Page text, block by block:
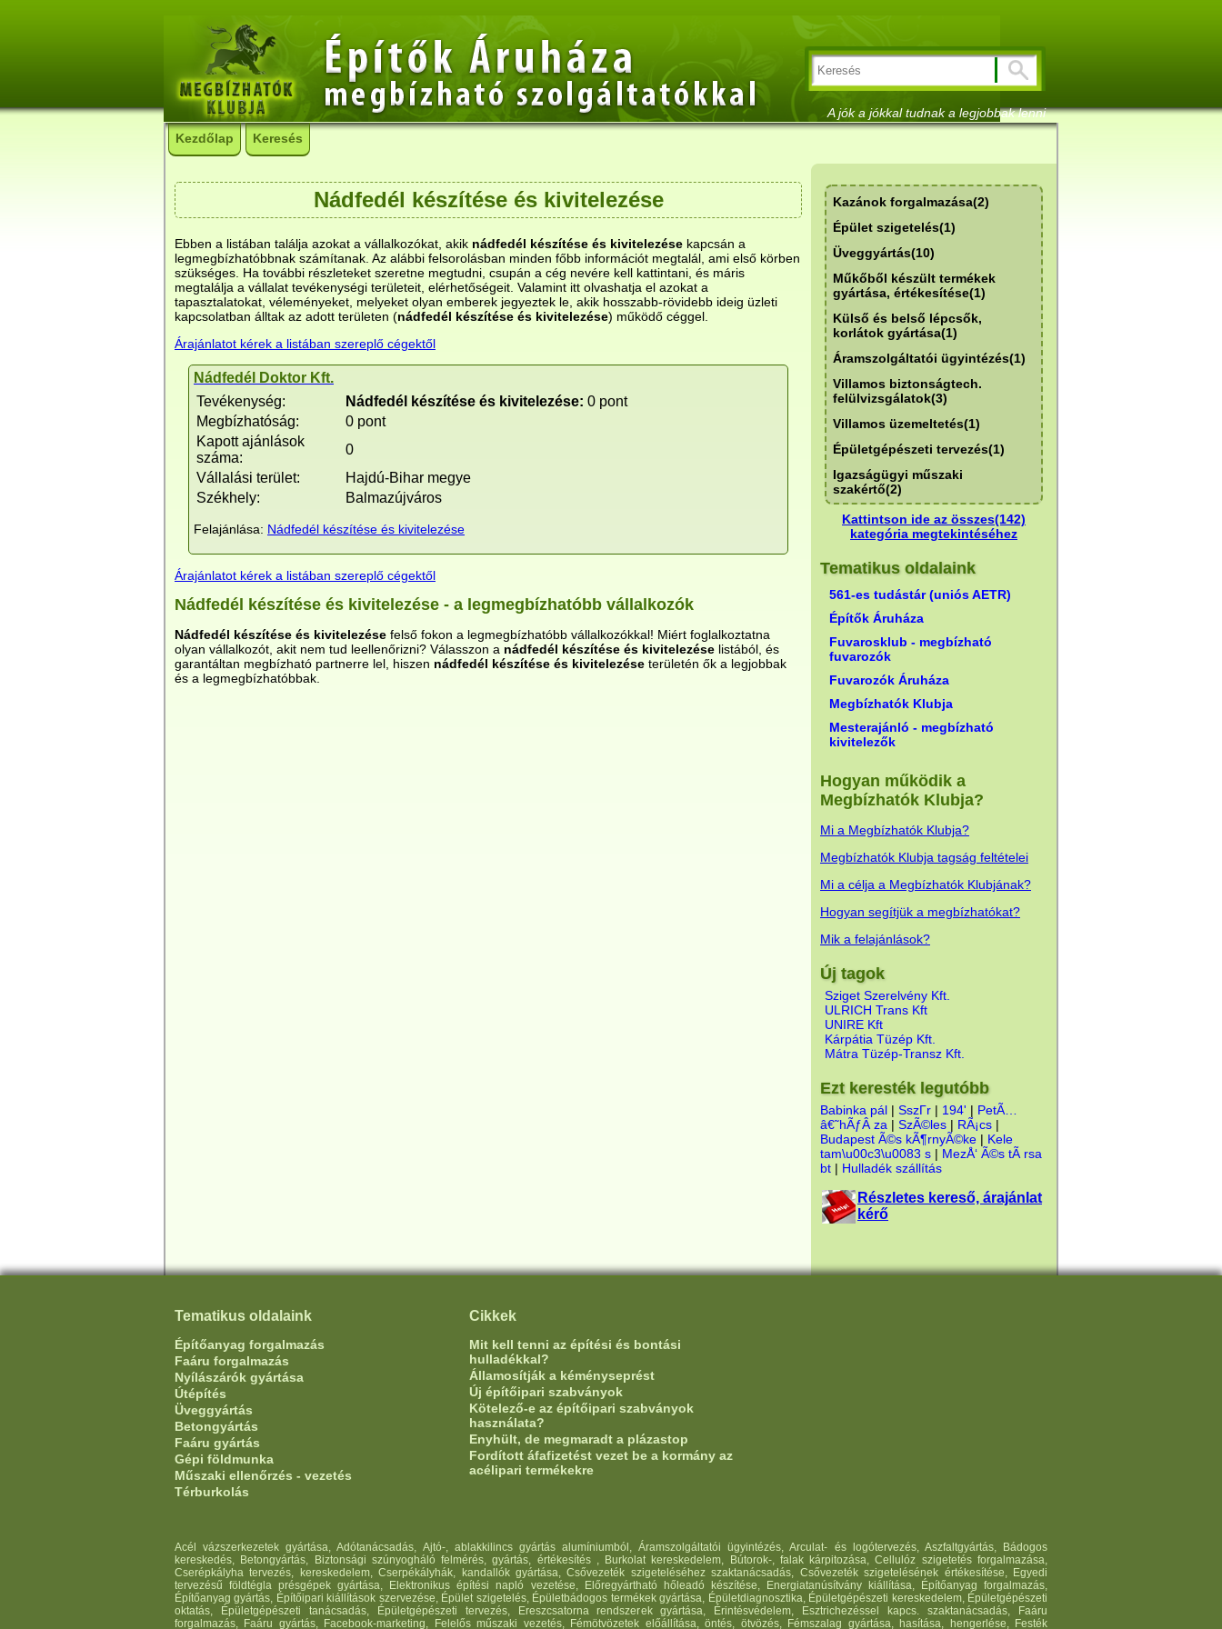
A jók a jókkal tudnak a legjobbak lenni
Kezdőlap
Keresés
Nádfedél készítése és kivitelezése
Ebben a listában találja azokat a vállalkozókat, akik nádfedél készítése és kivitelezése kapcsán a
legmegbízhatóbbnak számítanak. Az alábbi felsorolásban minden főbb információt megtalál, ami első körben
szükséges. Ha további részleteket szeretne megtudni, csupán a cég nevére kell kattintani, és máris
megtalálja a vállalat tevékenységi területeit, elérhetőségeit. Valamint itt olvashatja el azokat a
tapasztalatokat, véleményeket, melyeket olyan emberek jegyeztek le, akik hosszabb-rövidebb ideig üzleti
kapcsolatban álltak az adott területen (nádfedél készítése és kivitelezése) működő céggel.
Árajánlatot kérek a listában szereplő cégektől
Nádfedél Doktor Kft.
Tevékenység:
Nádfedél készítése és kivitelezése: 0 pont
Megbízhatóság:
0 pont
Kapott ajánlások
száma:
0
Vállalási terület:
Hajdú-Bihar megye
Székhely:
Balmazújváros
Felajánlása: Nádfedél készítése és kivitelezése
Árajánlatot kérek a listában szereplő cégektől
Nádfedél készítése és kivitelezése - a legmegbízhatóbb vállalkozók
Nádfedél készítése és kivitelezése felső fokon a legmegbízhatóbb vállalkozókkal! Miért foglalkoztatna
olyan vállalkozót, akit nem tud leellenőrizni? Válasszon a nádfedél készítése és kivitelezése listából, és
garantáltan megbízható partnerre lel, hiszen nádfedél készítése és kivitelezése területén ők a legjobbak
és a legmegbízhatóbbak.
Kazánok forgalmazása(2)
Épület szigetelés(1)
Üveggyártás(10)
Műkőből készült termékek
gyártása, értékesítése(1)
Külső és belső lépcsők,
korlátok gyártása(1)
Áramszolgáltatói ügyintézés(1)
Villamos biztonságtech.
felülvizsgálatok(3)
Villamos üzemeltetés(1)
Épületgépészeti tervezés(1)
Igazságügyi műszaki
szakértő(2)
Kattintson ide az összes(142)
kategória megtekintéséhez
Tematikus oldalaink
561-es tudástár (uniós AETR)
Építők Áruháza
Fuvarosklub - megbízható
fuvarozók
Fuvarozók Áruháza
Megbízhatók Klubja
Mesterajánló - megbízható
kivitelezők
Hogyan működik a
Megbízhatók Klubja?
Mi a Megbízhatók Klubja?
Megbízhatók Klubja tagság feltételei
Mi a célja a Megbízhatók Klubjának?
Hogyan segítjük a megbízhatókat?
Mik a felajánlások?
Új tagok
Sziget Szerelvény Kft.
ULRICH Trans Kft
UNIRE Kft
Kárpátia Tüzép Kft.
Mátra Tüzép-Transz Kft.
Ezt keresték legutóbb
Babinka pál | SszГ­r | 194' | PetÃ…
â€˜hÃƒÂ za | SzÃ©les | RÃ¡cs |
Budapest Ã©s kÃ¶rnyÃ©ke | Kele
tam\u00c3\u0083 s | MezÅ‘ Ã©s tÃ rsa
bt | Hulladék szállítás
Részletes kereső, árajánlat
kérő
Tematikus oldalaink
Építőanyag forgalmazás
Faáru forgalmazás
Nyílászárók gyártása
Útépítés
Üveggyártás
Betongyártás
Faáru gyártás
Gépi földmunka
Műszaki ellenőrzés - vezetés
Térburkolás
Cikkek
Mit kell tenni az építési és bontási
hulladékkal?
Államosítják a kéményseprést
Új építőipari szabványok
Kötelező-e az építőipari szabványok
használata?
Enyhült, de megmaradt a plázastop
Fordított áfafizetést vezet be a kormány az
acélipari termékekre
Acél vázszerkezetek gyártása, Adótanácsadás, Ajtó-, ablakkilincs gyártás alumíniumból, Áramszolgáltatói ügyintézés, Arculat- és logótervezés, Aszfaltgyártás, Bádogos
kereskedés, Betongyártás, Biztonsági szúnyogháló felmérés, gyártás, értékesítés , Burkolat kereskedelem, Bútorok-, falak kárpitozása, Cellulóz szigetetés forgalmazása,
Cserépkályha tervezés, kereskedelem, Cserpékályhák, kandallók gyártása, Csővezeték szigeteléséhez szaktanácsadás, Csővezeték szigetelésének értékesítése, Egyedi
tervezésű földtégla présgépek gyártása, Elektronikus építési napló vezetése, Előregyártható hőleadó készítése, Energiatanúsítvány kiállítása, Építőanyag forgalmazás,
Építőanyag gyártás, Építőipari kiállítások szervezése, Épület szigetelés, Épületbádogos termékek gyártása, Épületdiagnosztika, Épületgépészeti kereskedelem, Épületgépészeti
oktatás, Épületgépészeti tanácsadás, Épületgépészeti tervezés, Ereszcsatorna rendszerek gyártása, Érintésvédelem, Esztrichezéssel kapcs. szaktanácsadás, Faáru
forgalmazás, Faáru gyártás, Facebook-marketing, Felelős műszaki vezetés, Fémötvözetek előállítása, öntés, ötvözés, Fémszalag gyártása, hasítása, hengerlése, Festék